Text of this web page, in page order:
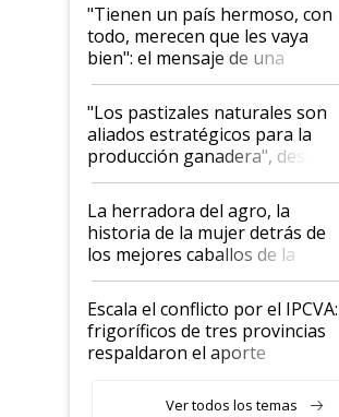
"Tienen un país hermoso, con
todo, merecen que les vaya
bien": el mensaje de una
ganadera uruguaya sobre las
oportunidades que se abren
para el agro en Argentina, con
foco en la carne
"Los pastizales naturales son
aliados estratégicos para la
producción ganadera", destaca
la iniciativa que ya reúne a 46
establecimientos en Argentina
La herradora del agro, la
historia de la mujer detrás de
los mejores caballos de la
Argentina y los mitos que
todavía hacen sufrir a estos
animales: "Mientras me
descalificaban, yo seguí
haciendo currículum"
Escala el conflicto por el IPCVA:
frigoríficos de tres provincias
respaldaron el aporte
Ver todos los temas